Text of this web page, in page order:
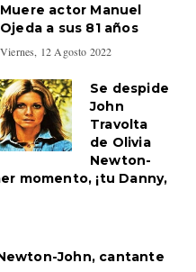
Muere actor Manuel
Ojeda a sus 81 años
Viernes, 12 Agosto 2022
Se despide
John
Travolta
de Olivia
Newton-
momento, ¡tu Danny,
John, cantante